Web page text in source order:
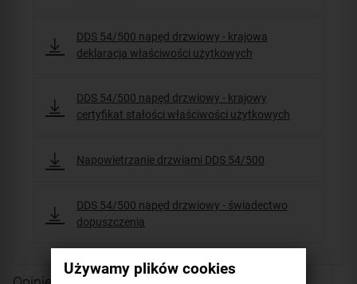
DDS 54/500 napęd drzwiowy - krajowa
deklaracja właściwości użytkowych
DDS 54/500 napęd drzwiowy - krajowy
certyfikat stałości właściwości użytkowych
Napowietrzanie drzwiami DDS 54/500
DDS 54/500 napęd drzwiowy - świadectwo
dopuszczenia
Używamy plików cookies